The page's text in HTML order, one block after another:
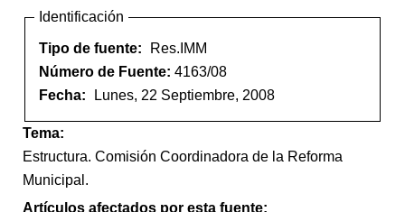
Identificación
Tipo de fuente:
Res.IMM
Número de Fuente: 4163/08
Fecha:
Lunes, 22 Septiembre, 2008
Tema:
Estructura. Comisión Coordinadora de la Reforma
Municipal.
Artículos afectados por esta fuente: